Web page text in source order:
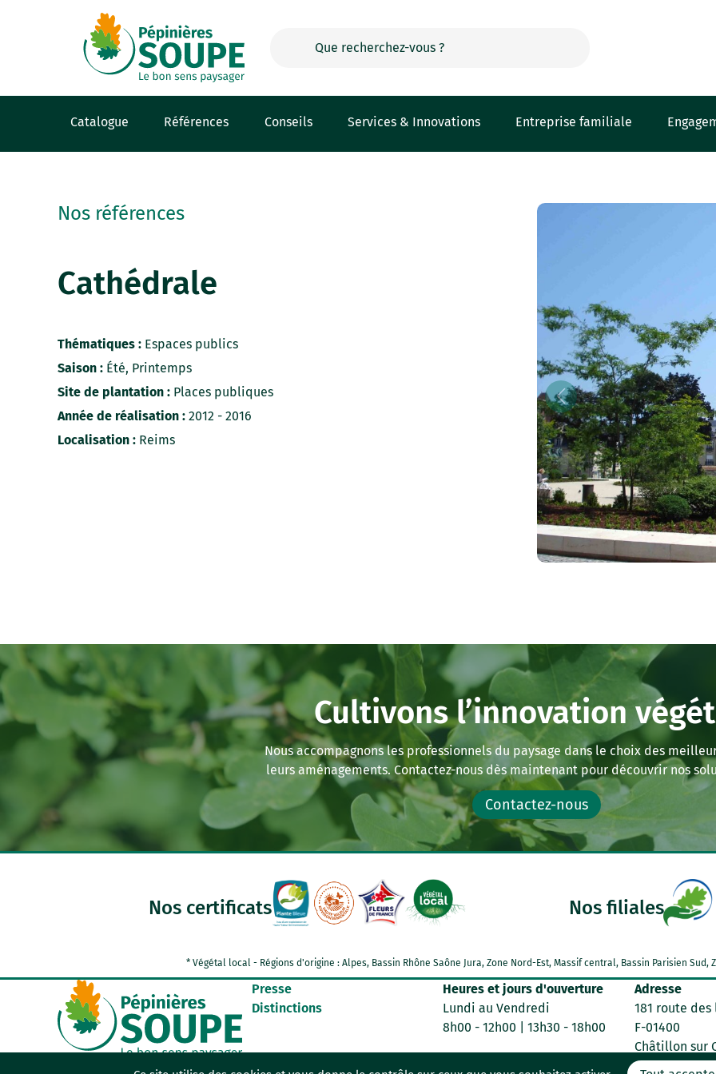
Catalogue Références Conseils Services & Innovations Entreprise familiale
Nos références
Cathédrale
Thématiques : Espaces publics
Saison : Été, Printemps
Site de plantation : Places publiques
Année de réalisation :2012 - 2016
Localisation : Reims
Cultivons l’innovation
Nous accompagnons les professionnels du paysage dans le choix des
leurs aménagements. Contactez-nous dès maintenant pour découvrir nos
Contactez-nous
Nos certificats Nos filiales
* Végétal local - Régions d'origine : Alpes, Bassin Rhône Saône Jura, Zone Nord-Est, Massif central, Bassin Parisien
Presse
Distinctions
Heures et jours d'ouverture
Lundi au Vendredi
8h00 - 12h00 | 13h30 - 18h00
Adresse
181 route des
F-01400
Châtillon sur